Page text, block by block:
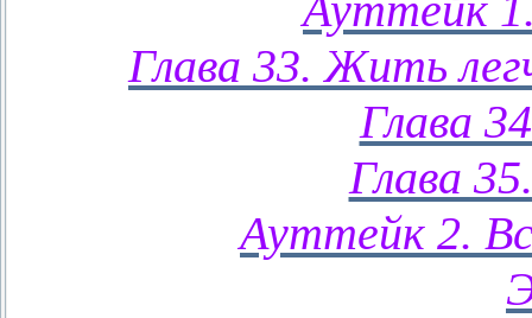
Глава 33. Жить
Глава
Глава
Ауттейк 2.